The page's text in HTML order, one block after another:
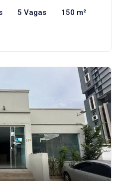
5 Vagas 150 m²